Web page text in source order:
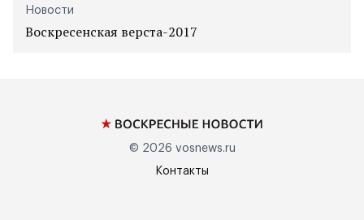
Новости
Воскресенская верста-2017
© 2026 vosnews.ru
Контакты